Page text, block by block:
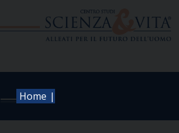
Home |